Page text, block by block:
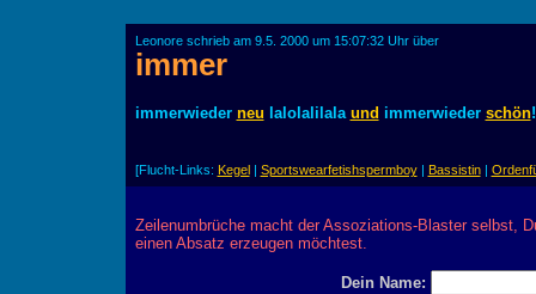
Leonore schrieb am 9.5. 2000 um 15:07:32 Uhr über
immer
immerwieder neu lalolalilala und immerwieder schön
[Flucht-Links: Kegel| Sportswearfetishspermboy| Bassistin|
Zeilenumbrüche macht der Assoziations-Blaster selbst,
einen Absatz erzeugen möchtest.
Dein Name: